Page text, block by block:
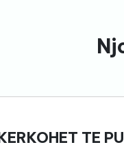
TE